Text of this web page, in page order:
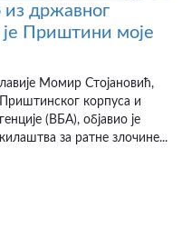
државног
је Приштини моје
Момир Стојановић,
корпуса и
(ВБА), објавио је
за ратне злочине...